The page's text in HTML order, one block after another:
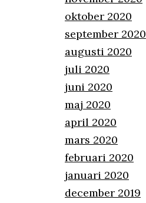
oktober 2020
september 2020
augusti 2020
juli 2020
juni 2020
maj 2020
april 2020
mars 2020
februari 2020
januari 2020
december 2019